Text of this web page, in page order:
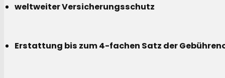
weltweiter Versicherungsschutz
Erstattung bis zum 4-fachen Satz der